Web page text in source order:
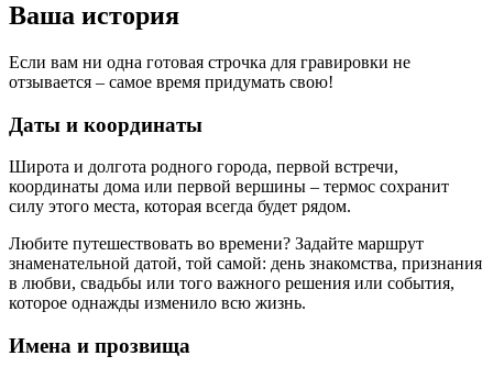
Ваша история
Если вам ни одна готовая строчка для гравировки не
отзывается – самое время придумать свою!
Даты и координаты
Широта и долгота родного города, первой встречи,
координаты дома или первой вершины – термос сохранит
силу этого места, которая всегда будет рядом.
Любите путешествовать во времени? Задайте маршрут
знаменательной датой, той самой: день знакомства, признания
в любви, свадьбы или того важного решения или события,
которое однажды изменило всю жизнь.
Имена и прозвища